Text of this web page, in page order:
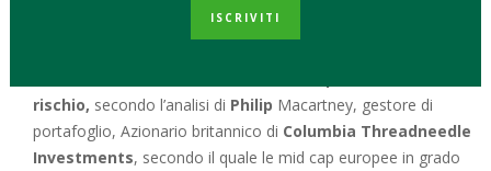
Non c’è dubbio che l’investimento in indici di mid cap è
rischio, secondo l’analisi di Philip Macartney, gestore di
portafoglio, Azionario britannico di Columbia Threadneedle
Investments, secondo il quale le mid cap europee in grado
ISCRIVITI